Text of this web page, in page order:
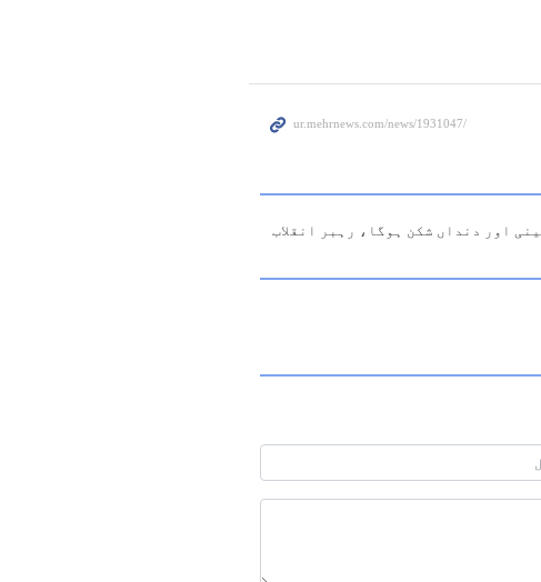
اور دنداں شکن ہوگا، رہبر انقلاب